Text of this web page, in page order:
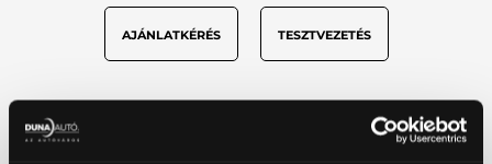
AJÁNLATKÉRÉS TESZTVEZETÉS